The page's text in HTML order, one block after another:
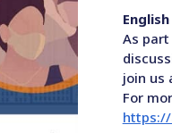
As
join us
For